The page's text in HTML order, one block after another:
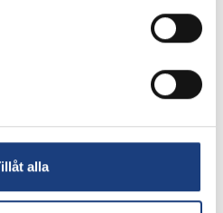
alla
Norsk Hestesenter (NHS)